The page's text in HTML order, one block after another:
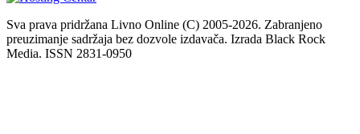
Sva prava pridržana Livno Online (C) 2005-2026. Zabranjeno
preuzimanje sadržaja bez dozvole izdavača. Izrada Black Rock
Media. ISSN 2831-0950